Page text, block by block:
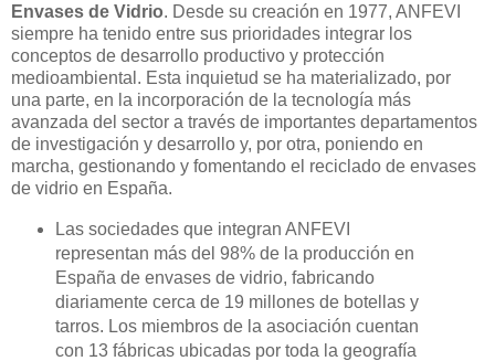
Envases de Vidrio. Desde su creación en 1977, ANFEVI
siempre ha tenido entre sus prioridades integrar los
conceptos de desarrollo productivo y protección
medioambiental. Esta inquietud se ha materializado, por
una parte, en la incorporación de la tecnología más
avanzada del sector a través de importantes departamentos
de investigación y desarrollo y, por otra, poniendo en
marcha, gestionando y fomentando el reciclado de envases
de vidrio en España.
Las sociedades que integran ANFEVI
representan más del 98% de la producción en
España de envases de vidrio, fabricando
diariamente cerca de 19 millones de botellas y
tarros. Los miembros de la asociación cuentan
con 13 fábricas ubicadas por toda la geografía